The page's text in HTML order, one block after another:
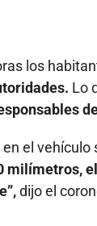
los
Lo
el
milímetros,
dijo el